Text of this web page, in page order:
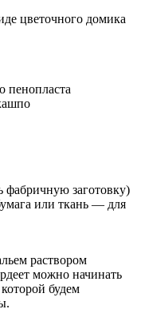
цветочного домика
пенопласта
фабричную заготовку)
или ткань — для
раствором
можно начинать
будем